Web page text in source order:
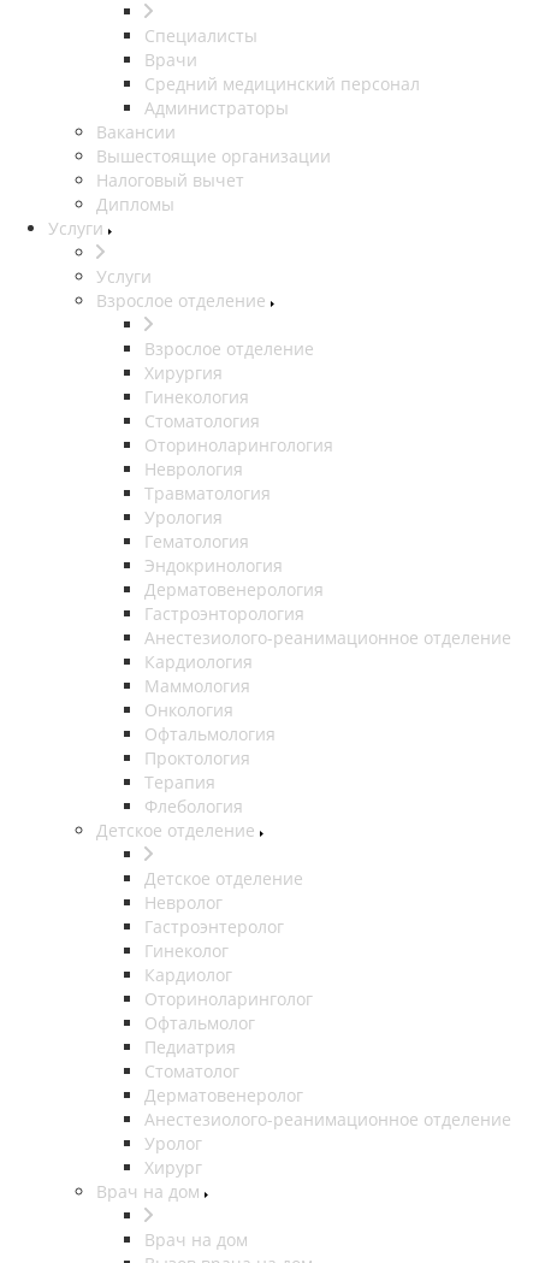
Специалисты
Врачи
Средний медицинский персонал
Администраторы
Вакансии
Вышестоящие организации
Налоговый вычет
Дипломы
Услуги
Услуги
Взрослое отделение
Взрослое отделение
Хирургия
Гинекология
Стоматология
Оториноларингология
Неврология
Травматология
Урология
Гематология
Эндокринология
Дерматовенерология
Гастроэнторология
Анестезиолого-реанимационное отделение
Кардиология
Маммология
Онкология
Офтальмология
Проктология
Терапия
Флебология
Детское отделение
Детское отделение
Невролог
Гастроэнтеролог
Гинеколог
Кардиолог
Оториноларинголог
Офтальмолог
Педиатрия
Стоматолог
Дерматовенеролог
Анестезиолого-реанимационное отделение
Уролог
Хирург
Врач на дом
Врач на дом